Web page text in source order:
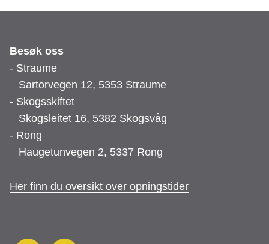
l
o
t
e
Besøk oss
- Straume
Sartorvegen 12, 5353 Straume
- Skogsskiftet
Skogsleitet 16, 5382 Skogsvåg
- Rong
Haugetunvegen 2, 5337 Rong
Her finn du oversikt over opningstider